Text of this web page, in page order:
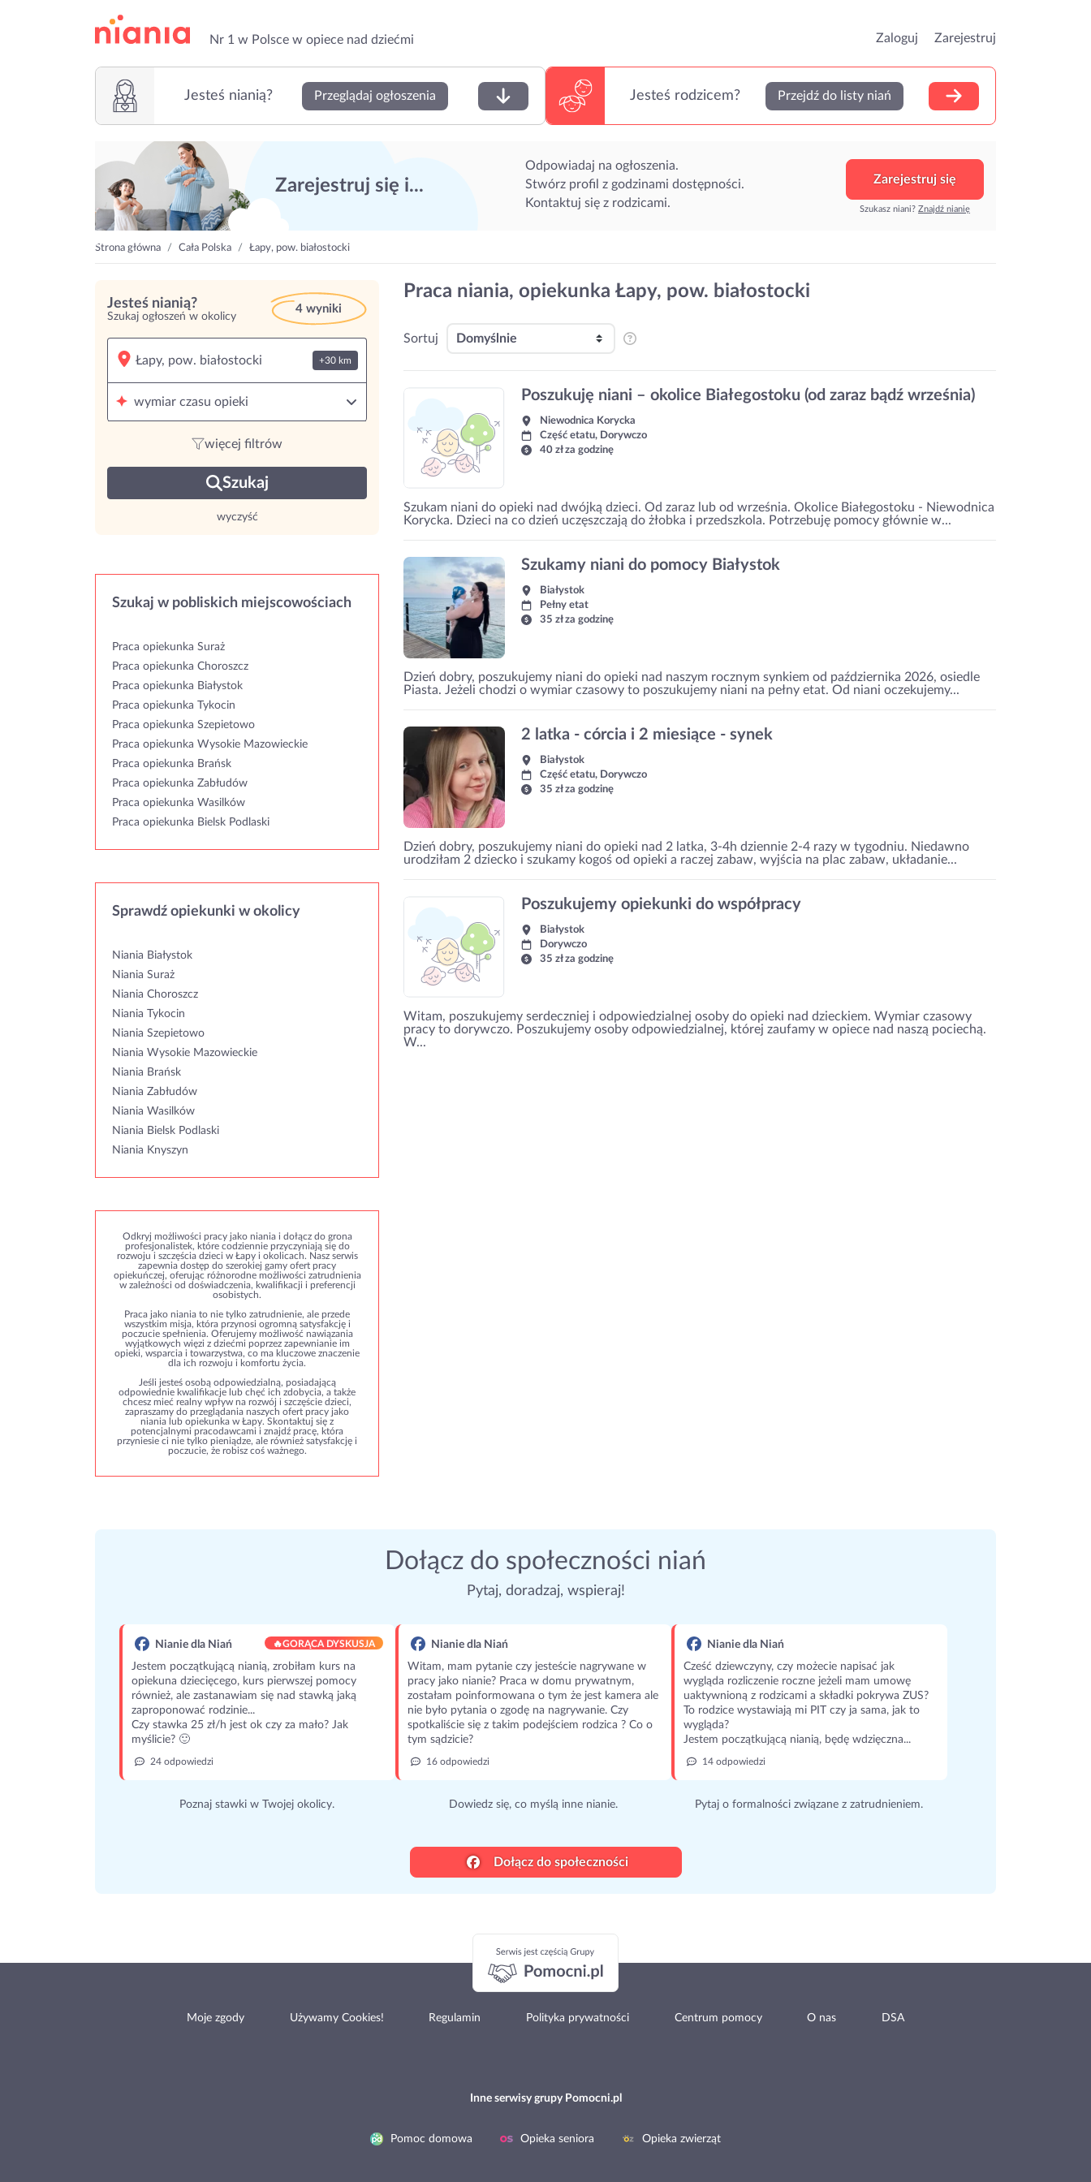
Nr 1 w Polsce w opiece nad dziećmi Zaloguj Zarejestruj
Jesteś nianią? Przeglądaj ogłoszenia Jesteś rodzicem? Przejdź do listy niań
Zarejestruj się i...
Odpowiadaj na ogłoszenia.
Stwórz profil z godzinami dostępności.
Kontaktuj się z rodzicami.
Zarejestruj się
Szukasz niani? Znajdź nianię
Strona główna Cała Polska Łapy, pow. białostocki
Jesteś nianią?
Szukaj ogłoszeń w okolicy
4 wyniki
+30 km
wymiar czasu opieki
więcej filtrów
Szukaj
wyczyść
Szukaj w pobliskich miejscowościach
Praca opiekunka Suraż
Praca opiekunka Choroszcz
Praca opiekunka Białystok
Praca opiekunka Tykocin
Praca opiekunka Szepietowo
Praca opiekunka Wysokie Mazowieckie
Praca opiekunka Brańsk
Praca opiekunka Zabłudów
Praca opiekunka Wasilków
Praca opiekunka Bielsk Podlaski
Sprawdź opiekunki w okolicy
Niania Białystok
Niania Suraż
Niania Choroszcz
Niania Tykocin
Niania Szepietowo
Niania Wysokie Mazowieckie
Niania Brańsk
Niania Zabłudów
Niania Wasilków
Niania Bielsk Podlaski
Niania Knyszyn
Odkryj możliwości pracy jako niania i dołącz do grona
profesjonalistek, które codziennie przyczyniają się do
rozwoju i szczęścia dzieci w Łapy i okolicach. Nasz serwis
zapewnia dostęp do szerokiej gamy ofert pracy
opiekuńczej, oferując różnorodne możliwości zatrudnienia
w zależności od doświadczenia, kwalifikacji i preferencji
osobistych.
Praca jako niania to nie tylko zatrudnienie, ale przede
wszystkim misja, która przynosi ogromną satysfakcję i
poczucie spełnienia. Oferujemy możliwość nawiązania
wyjątkowych więzi z dziećmi poprzez zapewnianie im
opieki, wsparcia i towarzystwa, co ma kluczowe znaczenie
dla ich rozwoju i komfortu życia.
Jeśli jesteś osobą odpowiedzialną, posiadającą
odpowiednie kwalifikacje lub chęć ich zdobycia, a także
chcesz mieć realny wpływ na rozwój i szczęście dzieci,
zapraszamy do przeglądania naszych ofert pracy jako
niania lub opiekunka w Łapy. Skontaktuj się z
potencjalnymi pracodawcami i znajdź pracę, która
przyniesie ci nie tylko pieniądze, ale również satysfakcję i
poczucie, że robisz coś ważnego.
Praca niania, opiekunka Łapy, pow. białostocki
Sortuj
Poszukuję niani – okolice Białegostoku (od zaraz bądź września)
Niewodnica Korycka
Część etatu, Dorywczo
40 zł za godzinę
Szukam niani do opieki nad dwójką dzieci. Od zaraz lub od września. Okolice Białegostoku - Niewodnica
Korycka. Dzieci na co dzień uczęszczają do żłobka i przedszkola. Potrzebuję pomocy głównie w...
Szukamy niani do pomocy Białystok
Białystok
Pełny etat
35 zł za godzinę
Dzień dobry, poszukujemy niani do opieki nad naszym rocznym synkiem od października 2026, osiedle
Piasta. Jeżeli chodzi o wymiar czasowy to poszukujemy niani na pełny etat. Od niani oczekujemy...
2 latka - córcia i 2 miesiące - synek
Białystok
Część etatu, Dorywczo
35 zł za godzinę
Dzień dobry, poszukujemy niani do opieki nad 2 latka, 3-4h dziennie 2-4 razy w tygodniu. Niedawno
urodziłam 2 dziecko i szukamy kogoś od opieki a raczej zabaw, wyjścia na plac zabaw, układanie...
Poszukujemy opiekunki do współpracy
Białystok
Dorywczo
35 zł za godzinę
Witam, poszukujemy serdeczniej i odpowiedzialnej osoby do opieki nad dzieckiem. Wymiar czasowy
pracy to dorywczo. Poszukujemy osoby odpowiedzialnej, której zaufamy w opiece nad naszą pociechą.
W...
Dołącz do społeczności niań
Pytaj, doradzaj, wspieraj!
Nianie dla Niań 🔥GORĄCA DYSKUSJA
Jestem początkującą nianią, zrobiłam kurs na
opiekuna dziecięcego, kurs pierwszej pomocy
również, ale zastanawiam się nad stawką jaką
zaproponować rodzinie...
Czy stawka 25 zł/h jest ok czy za mało? Jak
myślicie? 🙂
24 odpowiedzi
Poznaj stawki w Twojej okolicy.
Nianie dla Niań
Witam, mam pytanie czy jesteście nagrywane w
pracy jako nianie? Praca w domu prywatnym,
zostałam poinformowana o tym że jest kamera ale
nie było pytania o zgodę na nagrywanie. Czy
spotkaliście się z takim podejściem rodzica ? Co o
tym sądzicie?
16 odpowiedzi
Dowiedz się, co myślą inne nianie.
Nianie dla Niań
Cześć dziewczyny, czy możecie napisać jak
wygląda rozliczenie roczne jeżeli mam umowę
uaktywnioną z rodzicami a składki pokrywa ZUS?
To rodzice wystawiają mi PIT czy ja sama, jak to
wygląda?
Jestem początkującą nianią, będę wdzięczna...
14 odpowiedzi
Pytaj o formalności związane z zatrudnieniem.
Dołącz do społeczności
Moje zgody Używamy Cookies! Regulamin Polityka prywatności Centrum pomocy O nas DSA
Inne serwisy grupy Pomocni.pl
Pomoc domowa Opieka seniora Opieka zwierząt